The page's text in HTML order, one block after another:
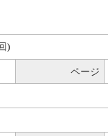
)
ページ